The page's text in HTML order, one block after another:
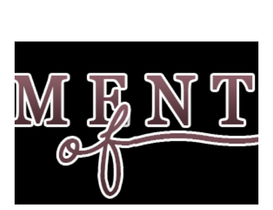
colori del blu, Amy Harmon ★ ★ ★ ★ Sapete il mio
rapporto con gli ya. Questo stranamente mi è piaciuto
molto. Mi è piaciuta la protagonista, la sua crescita, il suo
rapporto con il professor Wilson che cresce piano piano.
Alla fine mi stavo pure commuovendo! Unravel me ,
Tahereh Mafi ★ ★ ★ ★ ★ Ho già scritto una recensi...